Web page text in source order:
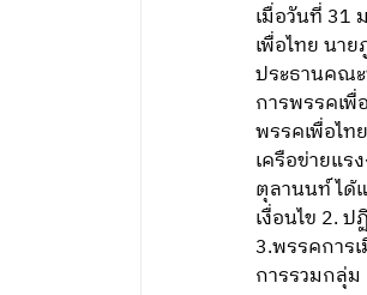
เมื่อวันที่ 31
เพื่อไทย นา
ประธานคณ
การพรรคเ
พรรคเพื่อไ
เครือข่ายแร
ตุลานนท์ ได้
เงื่อนไข 2.
3.พรรคการ
การรวมกลุ่ม